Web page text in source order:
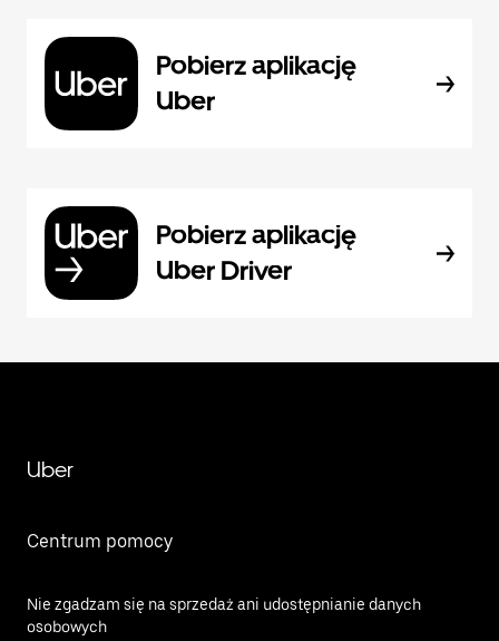
Pobierz aplikację
Uber
Pobierz aplikację
Uber Driver
Uber
Centrum pomocy
Nie zgadzam się na sprzedaż ani udostępnianie danych
osobowych